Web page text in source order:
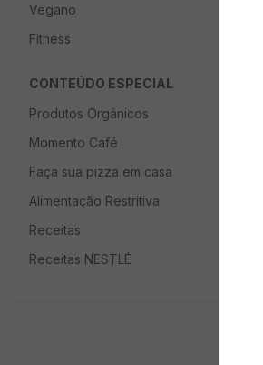
Vegano
Fitness
CONTEÚDO ESPECIAL
Produtos Orgânicos
Momento Café
Faça sua pizza em casa
Alimentação Restritiva
Receitas
Receitas NESTLÉ